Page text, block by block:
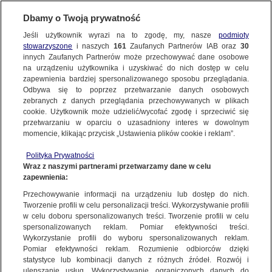
METEO
NAJNOWSZE
Superkomórki burzowe nad Włochami.
Nie żyją cztery osoby
31.08.2020, 14:41
Dbamy o Twoją prywatność
Jeśli użytkownik wyrazi na to zgodę, my, nasze podmioty
stowarzyszone i naszych 161Zaufanych Partnerów IAB oraz 30
innych Zaufanych Partnerów może przechowywać dane osobowe
na urządzeniu użytkownika i uzyskiwać do nich dostęp w celu
zapewnienia bardziej spersonalizowanego sposobu przeglądania.
Odbywa się to poprzez przetwarzanie danych osobowych
zebranych z danych przeglądania przechowywanych w plikach
cookie. Użytkownik może udzielić/wycofać zgodę i sprzeciwić się
przetwarzaniu w oparciu o uzasadniony interes w dowolnym
momencie, klikając przycisk „Ustawienia plików cookie i reklam”.
Polityka Prywatności
Wraz z naszymi partnerami przetwarzamy dane w celu
zapewnienia:
Przechowywanie informacji na urządzeniu lub dostęp do nich.
Tworzenie profili w celu personalizacji treści. Wykorzystywanie profili
w celu doboru spersonalizowanych treści. Tworzenie profili w celu
spersonalizowanych reklam. Pomiar efektywności treści.
Wykorzystanie profili do wyboru spersonalizowanych reklam.
Pomiar efektywności reklam. Rozumienie odbiorców dzięki
statystyce lub kombinacji danych z różnych źródeł. Rozwój i